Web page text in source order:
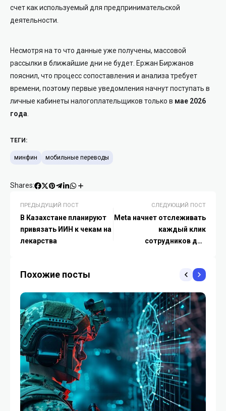
счет как используемый для предпринимательской
деятельности.
Несмотря на то что данные уже получены, массовой
рассылки в ближайшие дни не будет. Ержан Биржанов
пояснил, что процесс сопоставления и анализа требует
времени, поэтому первые уведомления начнут поступать в
личные кабинеты налогоплательщиков только в мае 2026
года.
ТЕГИ:
минфин мобильные переводы
Shares:
ПРЕДЫДУЩИЙ ПОСТ
В Казахстане планируют
привязать ИИН к чекам на
лекарства
СЛЕДУЮЩИЙ ПОСТ
Meta начнет отслеживать
каждый клик
сотрудников для
Похожие посты